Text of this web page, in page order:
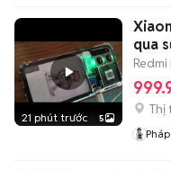
21 phút trước 5
qua
Thị